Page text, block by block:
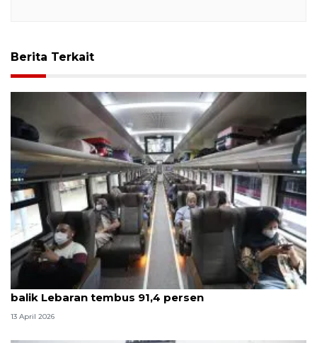
Berita Terkait
Survei ANTARA: Kepuasan pelanggan KAI saat arus
balik Lebaran tembus 91,4 persen
13 April 2026